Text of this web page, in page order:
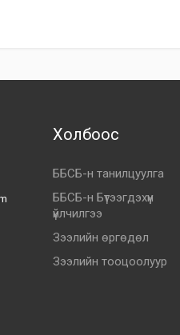
Холбоос
ББСБ-н танилцуулга
ББСБ-н Бүтээгдэхүүн
үйлчилгээ
Зээлийн өргөдөл
Зээлийн тооцоолуур